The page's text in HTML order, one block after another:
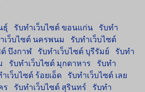
ธุ์ รับทำเว็บไซต์ ขอนแก่น
รับทำ
เว็บไซต์ นครพนม
รับทำเว็บไซต์
ต์ บึงกาฬ รับทำเว็บไซต์ บุรีรัมย์
รับทำ
รับทำเว็บไซต์ มุกดาหาร
รับทำ
เว็บไซต์ ร้อยเอ็ด
รับทำเว็บไซต์ เลย
ร
รับทำเว็บไซต์ สุรินทร์
รับทำ